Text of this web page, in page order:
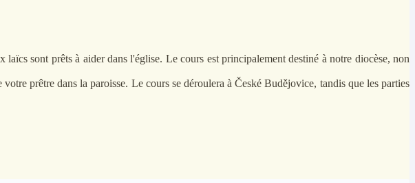
sont prêts à aider dans l'église. Le cours est principalement destiné à notre diocèse, non
prêtre dans la paroisse. Le cours se déroulera à České Budějovice, tandis que les parties